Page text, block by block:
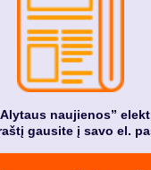
naujienos”
gausite į savo el.